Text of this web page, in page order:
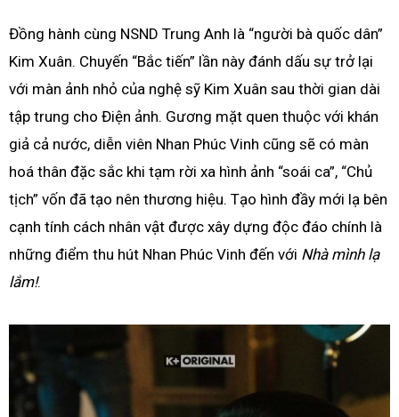
Đồng hành cùng NSND Trung Anh là “người bà quốc dân”
Kim Xuân. Chuyến “Bắc tiến” lần này đánh dấu sự trở lại
với màn ảnh nhỏ của nghệ sỹ Kim Xuân sau thời gian dài
tập trung cho Điện ảnh. Gương mặt quen thuộc với khán
giả cả nước, diễn viên Nhan Phúc Vinh cũng sẽ có màn
hoá thân đặc sắc khi tạm rời xa hình ảnh “soái ca”, “Chủ
tịch” vốn đã tạo nên thương hiệu. Tạo hình đầy mới lạ bên
cạnh tính cách nhân vật được xây dựng độc đáo chính là
những điểm thu hút Nhan Phúc Vinh đến với Nhà mình lạ
lắm!.